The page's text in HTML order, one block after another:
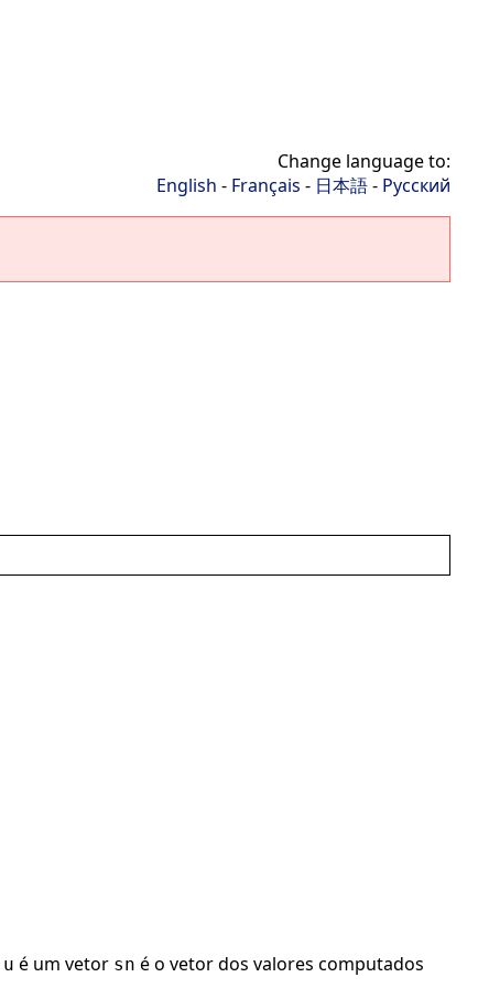
Change language to:
English - Français - 日本語- Русский
u é um vetor sn é o vetor dos valores computados